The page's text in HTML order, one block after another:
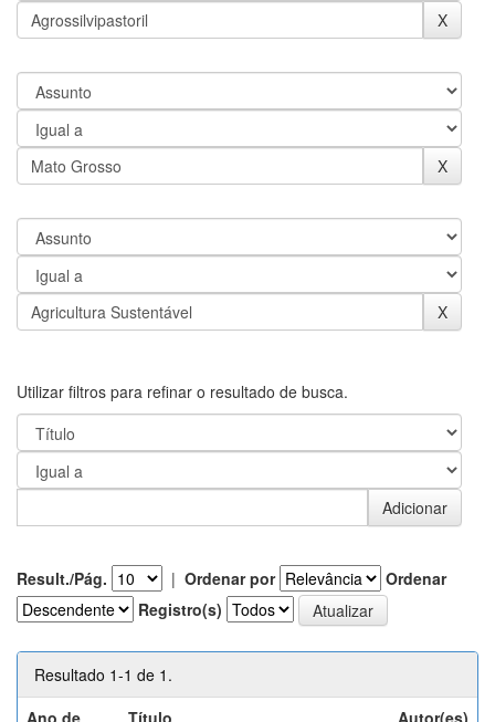
Utilizar filtros para refinar o resultado de busca.
Result./Pág. | Ordenar por
Ordenar
Registro(s)
Resultado 1-1 de 1.
Ano de
Título Autor(es)